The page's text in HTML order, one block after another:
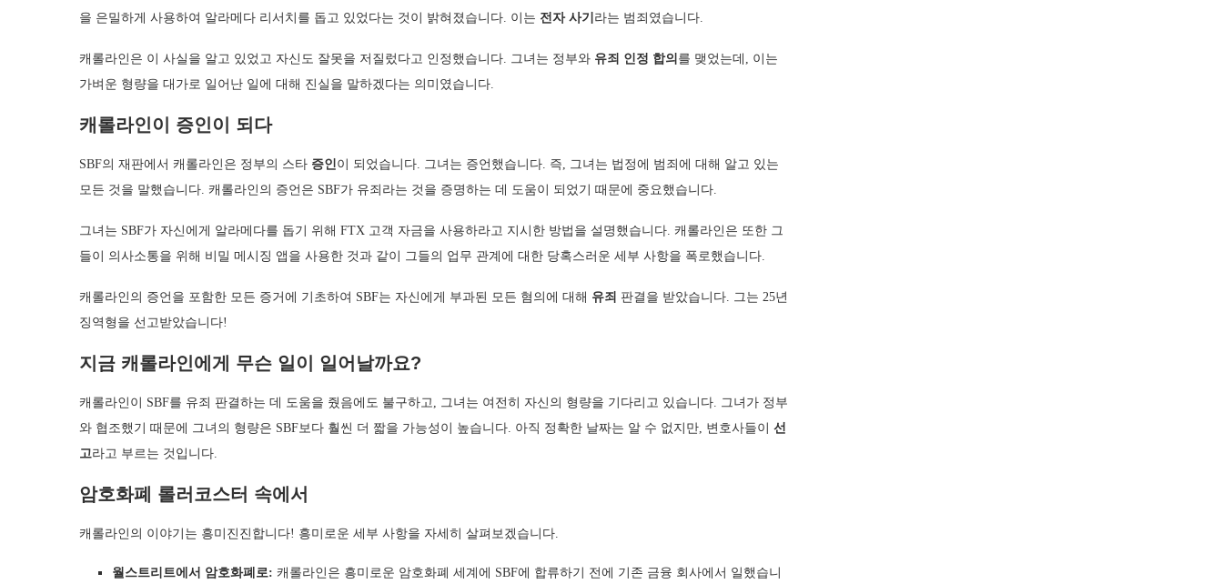
을 은밀하게 사용하여 알라메다 리서치를 돕고 있었다는 것이 밝혀졌습니다. 이는 전자 사기 라는 범죄였습니다.
캐롤라인은 이 사실을 알고 있었고 자신도 잘못을 저질렀다고 인정했습니다. 그녀는 정부와 유죄 인정 합의 를 맺었는데, 이는
가벼운 형량을 대가로 일어난 일에 대해 진실을 말하겠다는 의미였습니다.
캐롤라인이 증인이 되다
SBF의 재판에서 캐롤라인은 정부의 스타 증인이 되었습니다. 그녀는 증언했습니다. 즉, 그녀는 법정에 범죄에 대해 알고 있는
모든 것을 말했습니다. 캐롤라인의 증언은 SBF가 유죄라는 것을 증명하는 데 도움이 되었기 때문에 중요했습니다.
그녀는 SBF가 자신에게 알라메다를 돕기 위해 FTX 고객 자금을 사용하라고 지시한 방법을 설명했습니다. 캐롤라인은 또한 그
들이 의사소통을 위해 비밀 메시징 앱을 사용한 것과 같이 그들의 업무 관계에 대한 당혹스러운 세부 사항을 폭로했습니다.
캐롤라인의 증언을 포함한 모든 증거에 기초하여 SBF는 자신에게 부과된 모든 혐의에 대해 유죄 판결을 받았습니다. 그는 25년
징역형을 선고받았습니다!
지금 캐롤라인에게 무슨 일이 일어날까요?
캐롤라인이 SBF를 유죄 판결하는 데 도움을 줬음에도 불구하고, 그녀는 여전히 자신의 형량을 기다리고 있습니다. 그녀가 정부
와 협조했기 때문에 그녀의 형량은 SBF보다 훨씬 더 짧을 가능성이 높습니다. 아직 정확한 날짜는 알 수 없지만, 변호사들이 선
고라고 부르는 것입니다.
암호화폐 롤러코스터 속에서
캐롤라인의 이야기는 흥미진진합니다! 흥미로운 세부 사항을 자세히 살펴보겠습니다.
월스트리트에서 암호화폐로: 캐롤라인은 흥미로운 암호화폐 세계에 SBF에 합류하기 전에 기존 금융 회사에서 일했습니